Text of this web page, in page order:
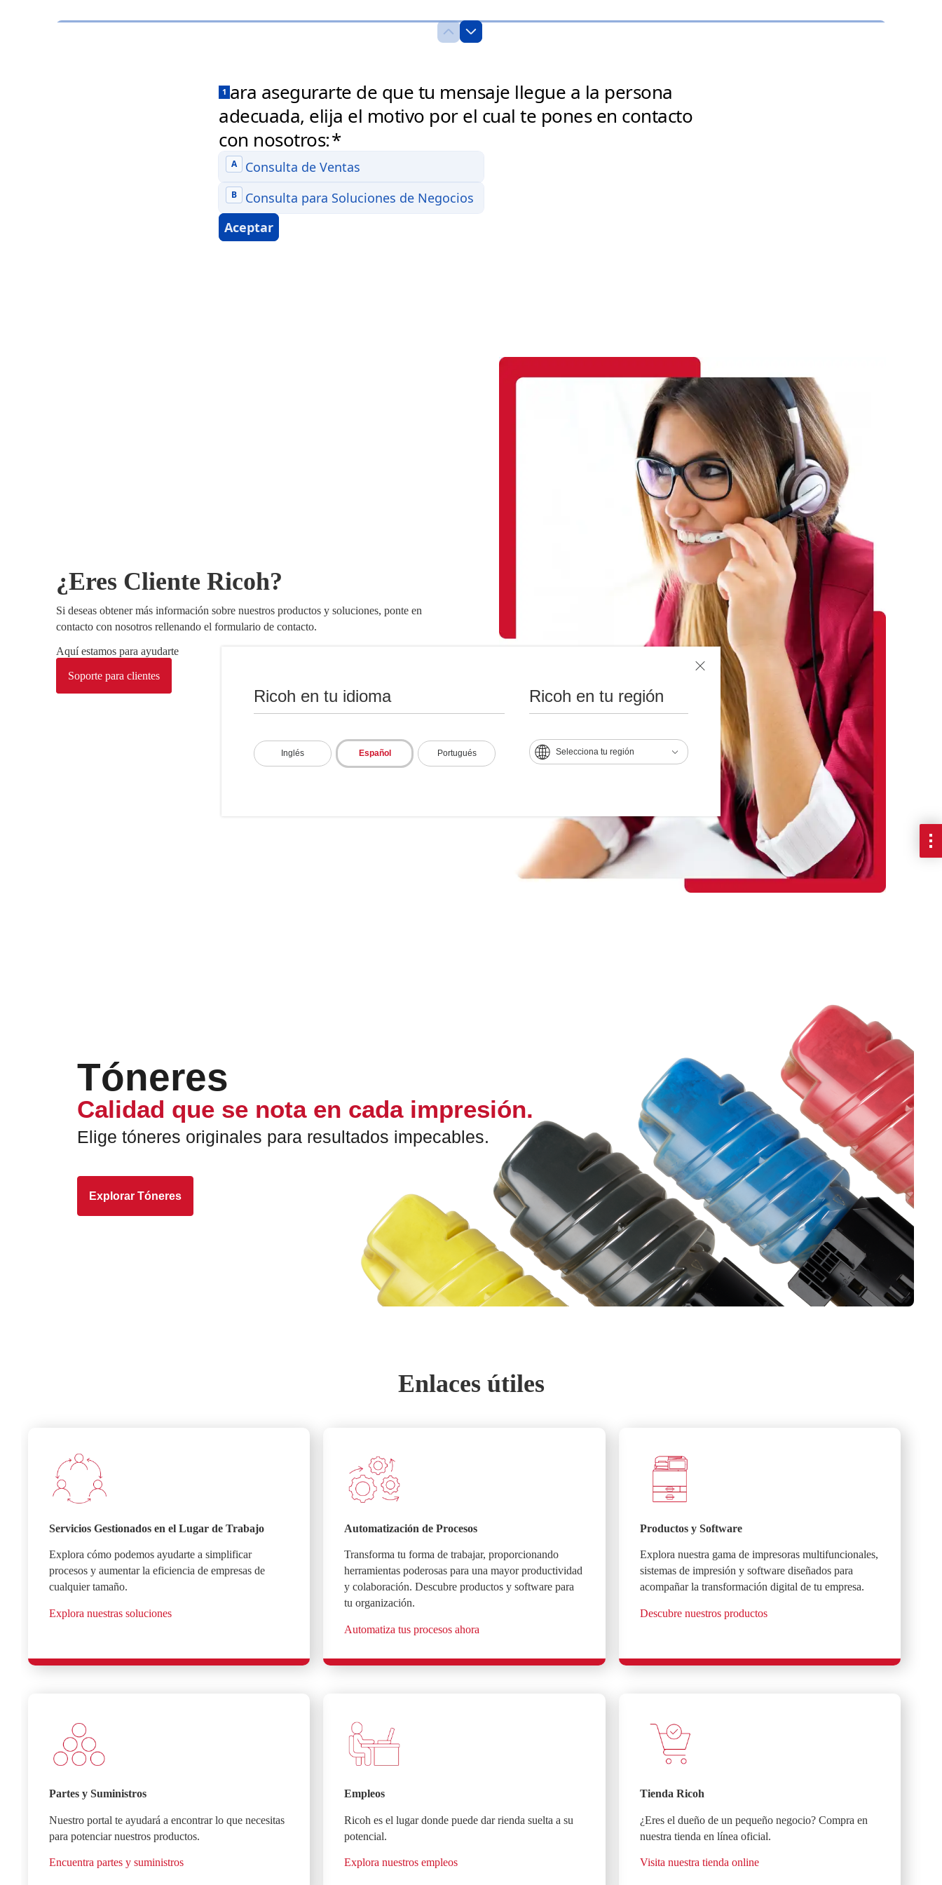
Ricoh en tu idioma
Inglés Español Portugués
Ricoh en tu región
Selecciona tu región
¿Eres Cliente Ricoh?
Si deseas obtener más información sobre nuestros productos y soluciones, ponte en
contacto con nosotros rellenando el formulario de contacto.
Aquí estamos para ayudarte
Soporte para clientes
Tóneres
Calidad que se nota en cada impresión.
Elige tóneres originales para resultados impecables.
Explorar Tóneres
Enlaces útiles
Servicios Gestionados en el Lugar de Trabajo
Explora cómo podemos ayudarte a simplificar
procesos y aumentar la eficiencia de empresas de
cualquier tamaño.
Explora nuestras soluciones
Automatización de Procesos
Transforma tu forma de trabajar, proporcionando
herramientas poderosas para una mayor productividad
y colaboración. Descubre productos y software para
tu organización.
Automatiza tus procesos ahora
Productos y Software
Explora nuestra gama de impresoras multifuncionales,
sistemas de impresión y software diseñados para
acompañar la transformación digital de tu empresa.
Descubre nuestros productos
Partes y Suministros
Nuestro portal te ayudará a encontrar lo que necesitas
para potenciar nuestros productos.
Encuentra partes y suministros
Empleos
Ricoh es el lugar donde puede dar rienda suelta a su
potencial.
Explora nuestros empleos
Tienda Ricoh
¿Eres el dueño de un pequeño negocio? Compra en
nuestra tienda en línea oficial.
Visita nuestra tienda online